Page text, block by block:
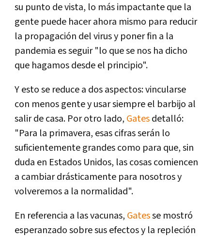
su punto de vista, lo más impactante que la
gente puede hacer ahora mismo para reducir
la propagación del virus y poner fin a la
pandemia es seguir "lo que se nos ha dicho
que hagamos desde el principio".
Y esto se reduce a dos aspectos: vincularse
con menos gente y usar siempre el barbijo al
salir de casa. Por otro lado, Gatesdetalló:
"Para la primavera, esas cifras serán lo
suficientemente grandes como para que, sin
duda en Estados Unidos, las cosas comiencen
a cambiar drásticamente para nosotros y
volveremos a la normalidad".
En referencia a las vacunas, Gatesse mostró
esperanzado sobre sus efectos y la repleción